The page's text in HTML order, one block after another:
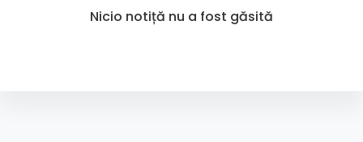
Nicio notiță nu a fost găsită